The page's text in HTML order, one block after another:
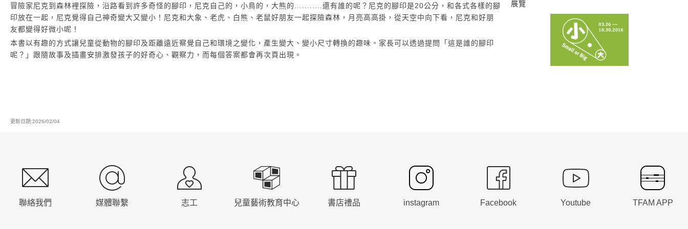
冒險家尼克到森林裡探險，沿路看到許多奇怪的腳印，尼克自己的，小鳥的，大熊的...........還有誰的呢？尼克的腳印是20公分，和各式各樣的腳
印放在一起，尼克覺得自己神奇變大又變小！尼克和大象、老虎、白熊、老鼠好朋友一起探險森林，月亮高高掛，從天空中向下看，尼克和好朋
友都變得好微小呢！
本書以有趣的方式讓兒童從動物的腳印及距離遠近察覺自己和環境之變化，產生變大、變小尺寸轉換的趣味。家長可以透過提問「這是誰的腳印
呢？」跟隨故事及插畫安排激發孩子的好奇心、觀察力，而每個答案都會再次頁出現。
展覽
更新日期:2026/02/04
聯絡我們 媒體聯繫 志工 兒童藝術教育中心 書店禮品 instagram Facebook Youtube TFAM APP